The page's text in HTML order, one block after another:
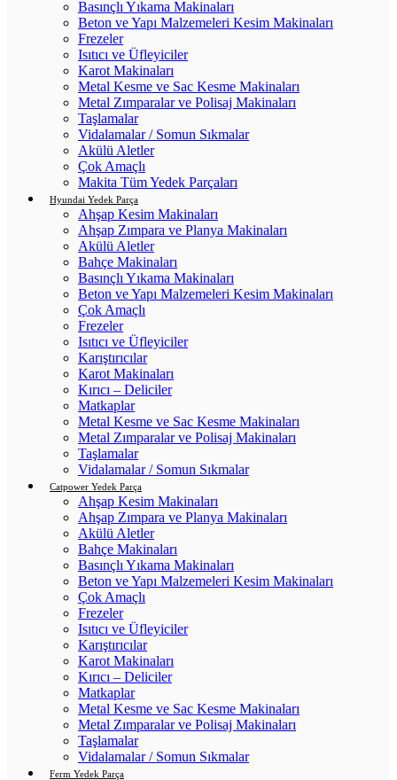
Basınçlı Yıkama Makinaları
Beton ve Yapı Malzemeleri Kesim Makinaları
Frezeler
Isıtıcı ve Üfleyiciler
Karot Makinaları
Metal Kesme ve Sac Kesme Makinaları
Metal Zımparalar ve Polisaj Makinaları
Taşlamalar
Vidalamalar / Somun Sıkmalar
Akülü Aletler
Çok Amaçlı
Makita Tüm Yedek Parçaları
Hyundai Yedek Parça
Ahşap Kesim Makinaları
Ahşap Zımpara ve Planya Makinaları
Akülü Aletler
Bahçe Makinaları
Basınçlı Yıkama Makinaları
Beton ve Yapı Malzemeleri Kesim Makinaları
Çok Amaçlı
Frezeler
Isıtıcı ve Üfleyiciler
Karıştırıcılar
Karot Makinaları
Kırıcı – Deliciler
Matkaplar
Metal Kesme ve Sac Kesme Makinaları
Metal Zımparalar ve Polisaj Makinaları
Taşlamalar
Vidalamalar / Somun Sıkmalar
Catpower Yedek Parça
Ahşap Kesim Makinaları
Ahşap Zımpara ve Planya Makinaları
Akülü Aletler
Bahçe Makinaları
Basınçlı Yıkama Makinaları
Beton ve Yapı Malzemeleri Kesim Makinaları
Çok Amaçlı
Frezeler
Isıtıcı ve Üfleyiciler
Karıştırıcılar
Karot Makinaları
Kırıcı – Deliciler
Matkaplar
Metal Kesme ve Sac Kesme Makinaları
Metal Zımparalar ve Polisaj Makinaları
Taşlamalar
Vidalamalar / Somun Sıkmalar
Ferm Yedek Parça